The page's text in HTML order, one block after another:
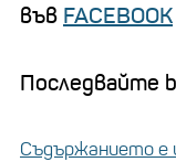
във FACEBOOK
Последвайте
Съдържанието е